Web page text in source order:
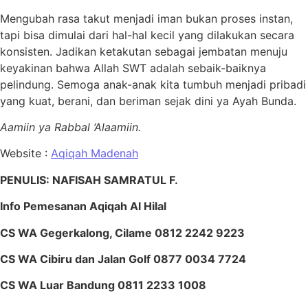
Mengubah rasa takut menjadi iman bukan proses instan,
tapi bisa dimulai dari hal-hal kecil yang dilakukan secara
konsisten. Jadikan ketakutan sebagai jembatan menuju
keyakinan bahwa Allah SWT adalah sebaik-baiknya
pelindung. Semoga anak-anak kita tumbuh menjadi pribadi
yang kuat, berani, dan beriman sejak dini ya Ayah Bunda.
Aamiin ya Rabbal ‘Alaamiin.
Website : Aqiqah Madenah
PENULIS: NAFISAH SAMRATUL F.
Info Pemesanan Aqiqah Al Hilal
CS WA Gegerkalong, Cilame 0812 2242 9223
CS WA Cibiru dan Jalan Golf 0877 0034 7724
CS WA Luar Bandung 0811 2233 1008